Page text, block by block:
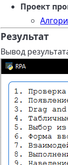
Проект
Результат
Вывод